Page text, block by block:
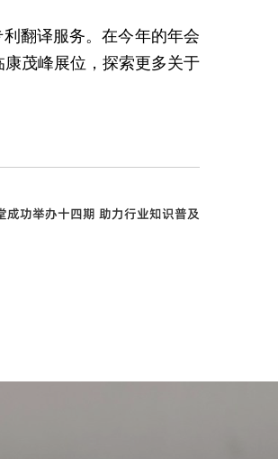
翻译服务。在今年的年会
茂峰展位，探索更多关于
成功举办十四期 助力行业知识普及